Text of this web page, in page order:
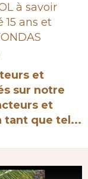
à savoir
15 ans et
et
sur notre
et
tant que tel...